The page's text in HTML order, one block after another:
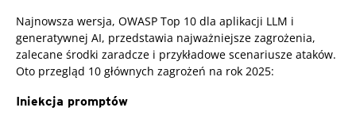
Najnowsza wersja, OWASP Top 10 dla aplikacji LLM i
generatywnej AI, przedstawia najważniejsze zagrożenia,
zalecane środki zaradcze i przykładowe scenariusze ataków.
Oto przegląd 10 głównych zagrożeń na rok 2025:
Iniekcja promptów